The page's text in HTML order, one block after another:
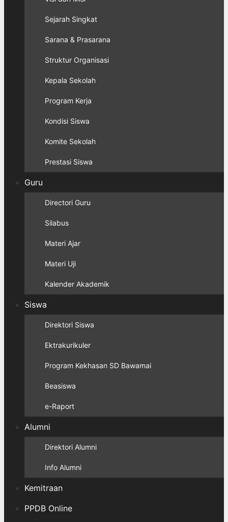
Sejarah Singkat
Sarana & Prasarana
Struktur Organisasi
Kepala Sekolah
Program Kerja
Kondisi Siswa
Komite Sekolah
Prestasi Siswa
Guru
Directori Guru
Silabus
Materi Ajar
Materi Uji
Kalender Akademik
Siswa
Direktori Siswa
Ektrakurikuler
Program Kekhasan SD Bawamai
Beasiswa
e-Raport
Alumni
Direktori Alumni
Info Alumni
Kemitraan
PPDB Online